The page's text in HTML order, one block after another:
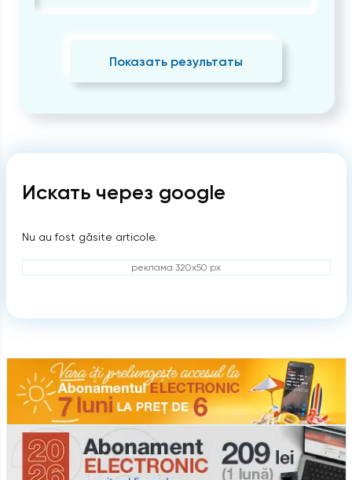
Показать результаты
Искать через google
Nu au fost găsite articole.
реклама 320x50 px